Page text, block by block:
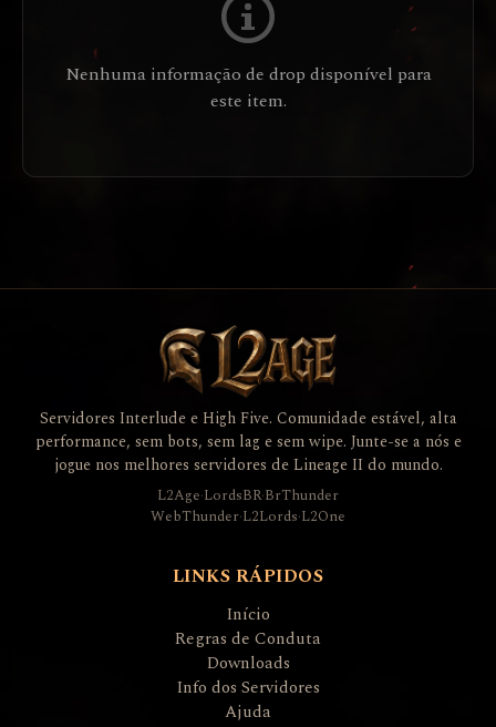
Nenhuma informação de drop disponível para
este item.
Servidores Interlude e High Five. Comunidade estável, alta
performance, sem bots, sem lag e sem wipe. Junte-se a nós e
jogue nos melhores servidores de Lineage II do mundo.
L2Age·LordsBR·BrThunder
WebThunder·L2Lords·L2One
LINKS RÁPIDOS
Início
Regras de Conduta
Downloads
Info dos Servidores
Ajuda